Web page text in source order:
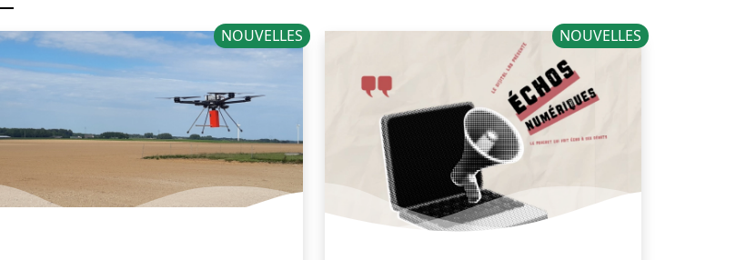
NOUVELLES NOUVELLES